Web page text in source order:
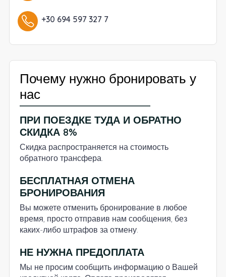
+30 694 597 327 7
Почему нужно бронировать у
нас
ПРИ ПОЕЗДКЕ ТУДА И ОБРАТНО
СКИДКА 8%
Скидка распространяется на стоимость
обратного трансфера.
БЕСПЛАТНАЯ ОТМЕНА
БРОНИРОВАНИЯ
Вы можете отменить бронирование в любое
время, просто отправив нам сообщения, без
каких-либо штрафов за отмену.
НЕ НУЖНА ПРЕДОПЛАТА
Мы не просим сообщить информацию о Вашей